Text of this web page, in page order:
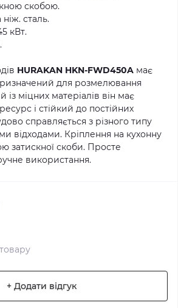
скобою.
сталь.
кВт.
HURAKAN HKN-FWD450A має
для розмелювання
із міцних матеріалів він має
і стійкий до постійних
справляється з різного типу
відходами. Кріплення на кухонну
затискної скоби. Просте
використання.
+ Додати відгук